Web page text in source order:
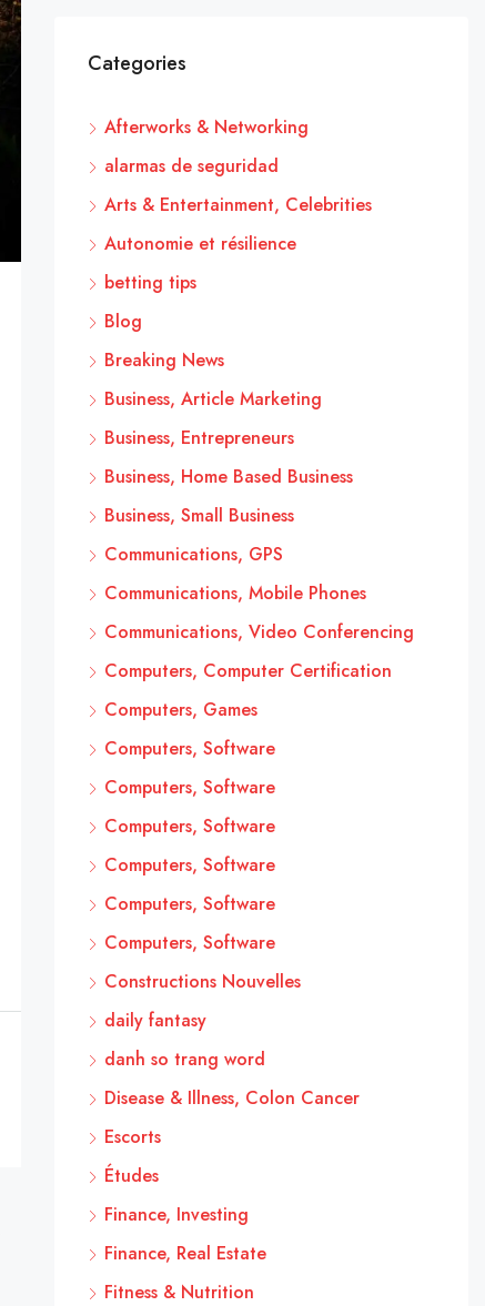
Categories
Afterworks & Networking
alarmas de seguridad
Arts & Entertainment, Celebrities
Autonomie et résilience
betting tips
Blog
Breaking News
Business, Article Marketing
Business, Entrepreneurs
Business, Home Based Business
Business, Small Business
Communications, GPS
Communications, Mobile Phones
Communications, Video Conferencing
Computers, Computer Certification
Computers, Games
Computers, Software
Computers, Software
Computers, Software
Computers, Software
Computers, Software
Computers, Software
Constructions Nouvelles
daily fantasy
danh so trang word
Disease & Illness, Colon Cancer
Escorts
Études
Finance, Investing
Finance, Real Estate
Fitness & Nutrition